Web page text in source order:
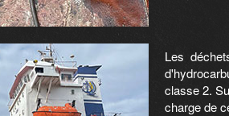
Les
classe 2.
charge de